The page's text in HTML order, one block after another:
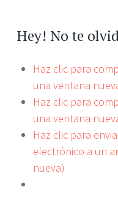
Hey! No te
Haz clic para
una ventana
Haz clic para
una ventana
Haz clic para
electrónico a un
nueva)